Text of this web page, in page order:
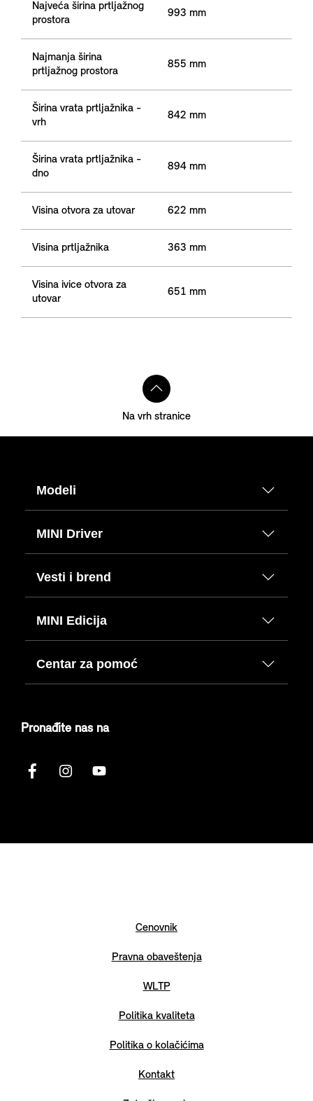
Najveća širina prtljažnog
prostora
993 mm
Najmanja širina
prtljažnog prostora
855 mm
Širina vrata prtljažnika -
vrh
842 mm
Širina vrata prtljažnika -
dno
894 mm
Visina otvora za utovar 622 mm
Visina prtljažnika 363 mm
Visina ivice otvora za
utovar
651 mm
Na vrh stranice
Modeli
MINI Driver
Vesti i brend
MINI Edicija
Centar za pomoć
Pronađite nas na
Cenovnik
Pravna obaveštenja
WLTP
Politika kvaliteta
Politika o kolačićima
Kontakt